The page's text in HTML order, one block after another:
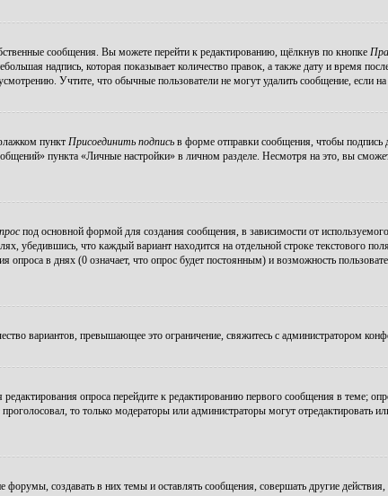
сообщения. Вы можете перейти к редактированию, щёлкнув по кнопке
надпись, которая показывает количество правок, а также дату и время
Учтите, что обычные пользователи не могут удалить сообщение, если на
пункт Присоединить подпись в форме отправки сообщения, чтобы подпись
пункта «Личные настройки» в личном разделе. Несмотря на это, вы
под основной формой для создания сообщения, в зависимости от
убедившись, что каждый вариант находится на отдельной строке текстового
в днях (0 означает, что опрос будет постоянным) и возможность
вариантов, превышающее это ограничение, свяжитесь с администратором
опроса перейдите к редактированию первого сообщения в теме;
то только модераторы или администраторы могут отредактировать
создавать в них темы и оставлять сообщения, совершать другие действия,